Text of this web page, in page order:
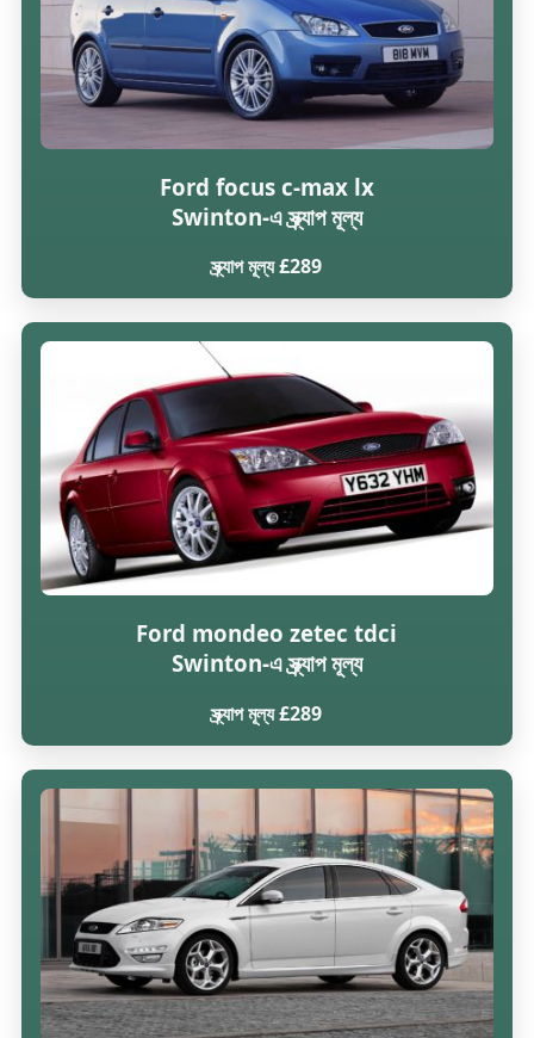
Ford focus c-max lx
Swinton-এ স্ক্র্যাপ মূল্য
স্ক্র্যাপ মূল্য £289
Ford mondeo zetec tdci
Swinton-এ স্ক্র্যাপ মূল্য
স্ক্র্যাপ মূল্য £289